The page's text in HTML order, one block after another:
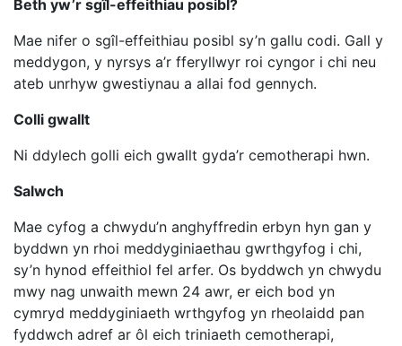
Beth yw’r sgîl-effeithiau posibl?
Mae nifer o sgîl-effeithiau posibl sy’n gallu codi. Gall y
meddygon, y nyrsys a’r fferyllwyr roi cyngor i chi neu
ateb unrhyw gwestiynau a allai fod gennych.
Colli gwallt
Ni ddylech golli eich gwallt gyda’r cemotherapi hwn.
Salwch
Mae cyfog a chwydu’n anghyffredin erbyn hyn gan y
byddwn yn rhoi meddyginiaethau gwrthgyfog i chi,
sy’n hynod effeithiol fel arfer. Os byddwch yn chwydu
mwy nag unwaith mewn 24 awr, er eich bod yn
cymryd meddyginiaeth wrthgyfog yn rheolaidd pan
fyddwch adref ar ôl eich triniaeth cemotherapi,